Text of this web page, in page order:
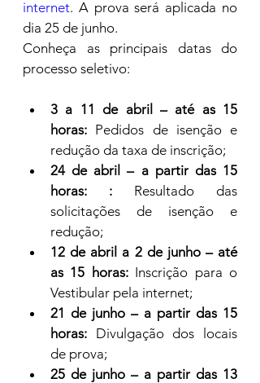
internet. A prova será aplicada no
dia 25 de junho.
Conheça as principais datas do
processo seletivo:
3 a 11 de abril – até as 15
horas: Pedidos de isenção e
redução da taxa de inscrição;
24 de abril – a partir das 15
horas:
: Resultado das
solicitações de isenção e
redução;
12 de abril a 2 de junho – até
as 15 horas: Inscrição para o
Vestibular pela internet;
21 de junho – a partir das 15
horas: Divulgação dos locais
de prova;
25 de junho – a partir das 13